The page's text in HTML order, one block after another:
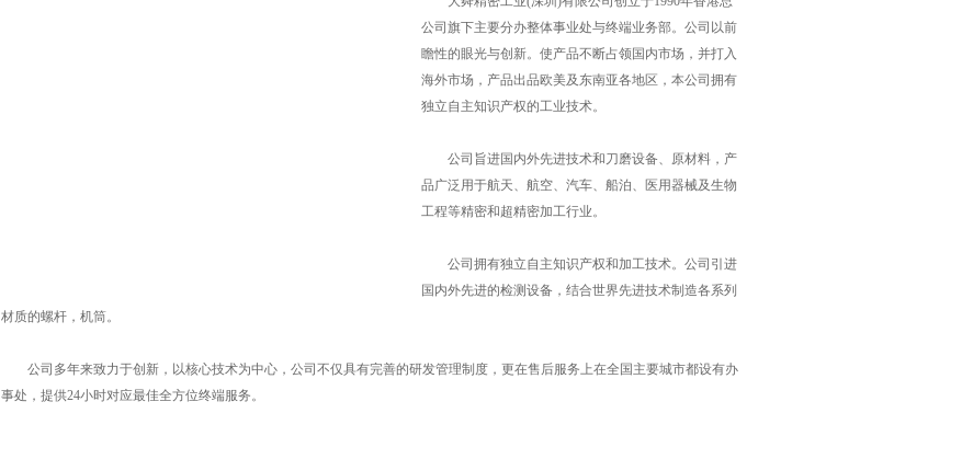
公司旗下主要分办整体事业处与终端业务部。公司以前
瞻性的眼光与创新。使产品不断占领国内市场，并打入
海外市场，产品出品欧美及东南亚各地区，本公司拥有
独立自主知识产权的工业技术。
公司旨进国内外先进技术和刀磨设备、原材料，产
品广泛用于航天、航空、汽车、船泊、医用器械及生物
工程等精密和超精密加工行业。
公司拥有独立自主知识产权和加工技术。公司引进
国内外先进的检测设备，结合世界先进技术制造各系列
材质的螺杆，机筒。
公司多年来致力于创新，以核心技术为中心，公司不仅具有完善的研发管理制度，更在售后服务上在全国主要城市都设有办
事处，提供24小时对应最佳全方位终端服务。